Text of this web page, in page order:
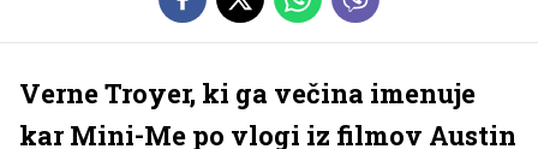
Verne Troyer, ki ga večina imenuje
kar Mini-Me po vlogi iz filmov Austin